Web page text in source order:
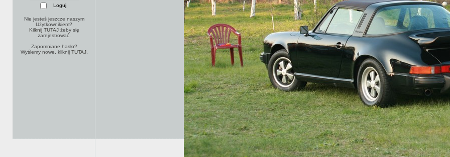
Nie jesteś jeszcze naszym
Użytkownikiem?
Kilknij TUTAJżeby się
zarejestrować.
Zapomniane hasło?
Wyślemy nowe, kliknij TUTAJ.